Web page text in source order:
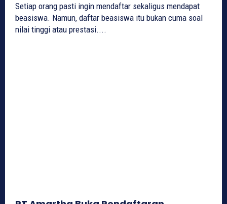
Setiap orang pasti ingin mendaftar sekaligus mendapat
beasiswa. Namun, daftar beasiswa itu bukan cuma soal
nilai tinggi atau prestasi....